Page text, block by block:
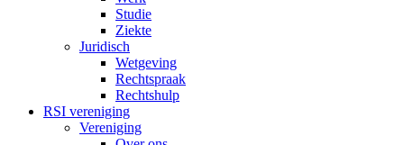
Studie
Ziekte
Juridisch
Wetgeving
Rechtspraak
Rechtshulp
RSI vereniging
Vereniging